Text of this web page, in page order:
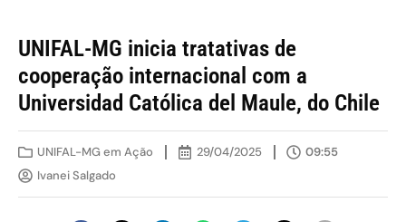
UNIFAL-MG inicia tratativas de
cooperação internacional com a
Universidad Católica del Maule, do Chile
UNIFAL-MG em Ação 29/04/2025
09:55
Ivanei Salgado